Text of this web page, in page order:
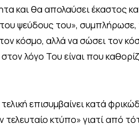
και θα απολαύσει έκαστος
του ψεύδους του»,
κόσμο, αλλά να σώσει τον
λόγο Του είναι που
επισυμβαίνει κατά
τελευταίο κτύπο» γιατί από